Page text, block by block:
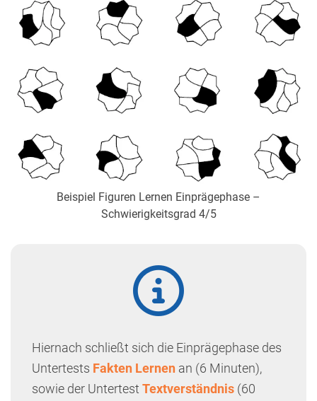
Beispiel Figuren Lernen Einprägephase –
Schwierigkeitsgrad 4/5
Hiernach schließt sich die Einprägephase des
Untertests Fakten Lernen an (6 Minuten),
sowie der Untertest Textverständnis (60